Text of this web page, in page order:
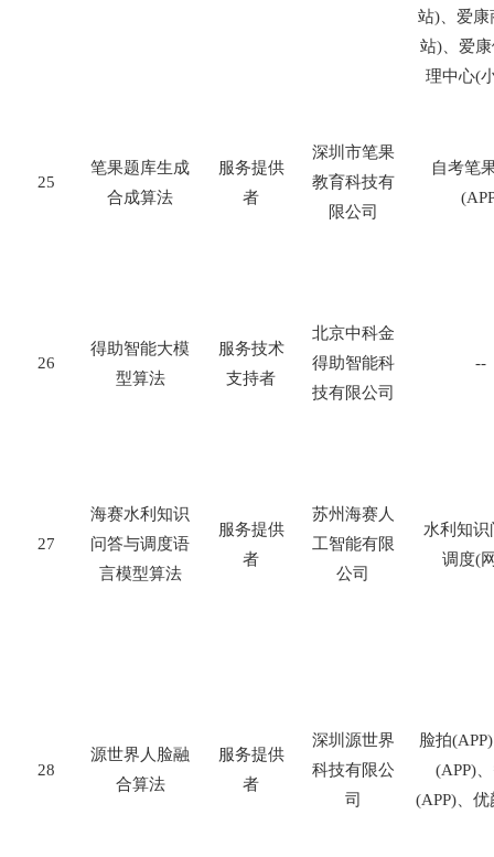
站)、爱康
站) 、爱
理中心(
25
笔果题库生成
合成算法
服务提供
者
深圳市笔果
教育科技有
限公司
自考笔
26
得助智能大模
型算法
服务技术
支持者
北京中科金
得助智能科
技有限公司
--
27
海赛水利知识
问答与调度语
言模型算法
服务提供
者
苏州海赛人
工智能有限
公司
水利知识
调度(
28
源世界人脸融
合算法
服务提供
者
深圳源世界
科技有限公
司
脸拍(APP)
(APP)
(APP)、优